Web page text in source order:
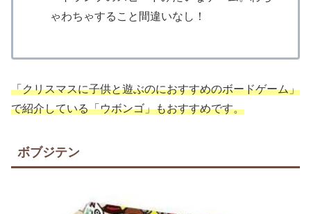
ゃわちゃすること間違いなし！
「クリスマスに子供と遊ぶのにおすすめのボードゲーム」
で紹介している「ウボンゴ」もおすすめです。
ボブジテン